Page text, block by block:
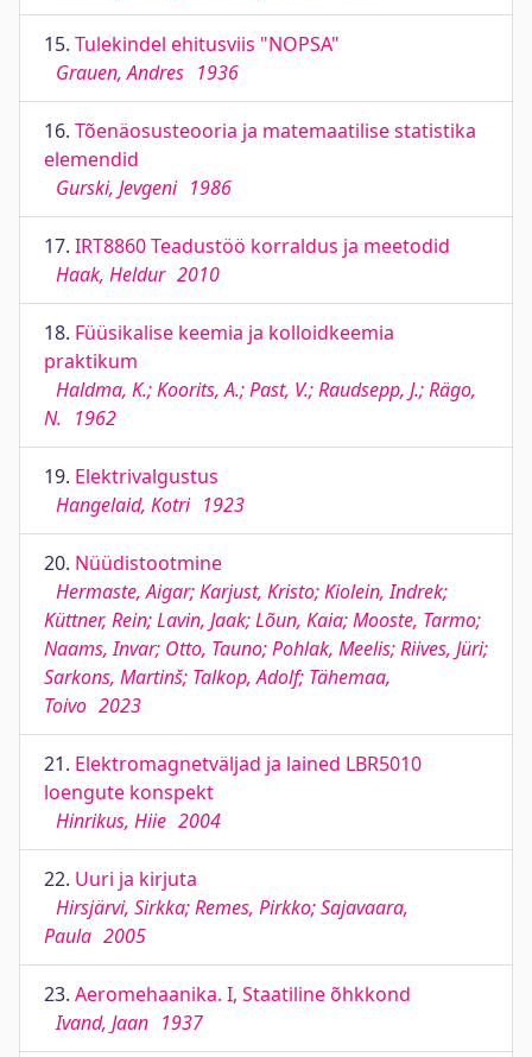
15. Tulekindel ehitusviis "NOPSA"
Grauen, Andres 1936
16. Tõenäosusteooria ja matemaatilise statistika
elemendid
Gurski, Jevgeni 1986
17. IRT8860 Teadustöö korraldus ja meetodid
Haak, Heldur 2010
18. Füüsikalise keemia ja kolloidkeemia
praktikum
Haldma, K.; Koorits, A.; Past, V.; Raudsepp, J.; Rägo,
N. 1962
19. Elektrivalgustus
Hangelaid, Kotri 1923
20. Nüüdistootmine
Hermaste, Aigar; Karjust, Kristo; Kiolein, Indrek;
Küttner, Rein; Lavin, Jaak; Lõun, Kaia; Mooste, Tarmo;
Naams, Invar; Otto, Tauno; Pohlak, Meelis; Riives, Jüri;
Sarkons, Martinš; Talkop, Adolf; Tähemaa,
Toivo 2023
21. Elektromagnetväljad ja lained LBR5010
loengute konspekt
Hinrikus, Hiie 2004
22. Uuri ja kirjuta
Hirsjärvi, Sirkka; Remes, Pirkko; Sajavaara,
Paula 2005
23. Aeromehaanika. I, Staatiline õhkkond
Ivand, Jaan 1937